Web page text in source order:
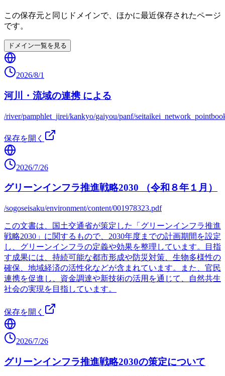
この保存元と同じドメインで、ほかに最近保存されたページ
です。
ドメイン一覧を見る
2026/8/1
河川・流域の連携 による
/river/pamphlet_jirei/kankyo/gaiyou/panf/
保存を開く
2026/7/26
グリーンインフラ推進戦略2030 （令和８年１月）
/sogoseisaku/environment/content/001978323.pdf
この文書は、国土交通省が策定した「グリーンインフラ推進
戦略2030」に関するもので、2030年度までの計画期間を設定
し、グリーンインフラの定義や効果を整理しています。目指
す成果には、持続可能な都市形成や防災対策、生物多様性の
確保、地域経済の活性化などが含まれています。また、官民
連携を促進し、資金調達や新技術の活用を通じて、自然共生
社会の実現を目指しています。
保存を開く
2026/7/26
グリーンインフラ推進戦略2030の策定について